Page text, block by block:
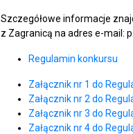
Szczegółowe informacje
z Zagranicą na adres e-mail:
Regulamin konkursu
Załącznik nr 1 do
Załącznik nr 2 do
Załącznik nr 3 do
Załącznik nr 4 do